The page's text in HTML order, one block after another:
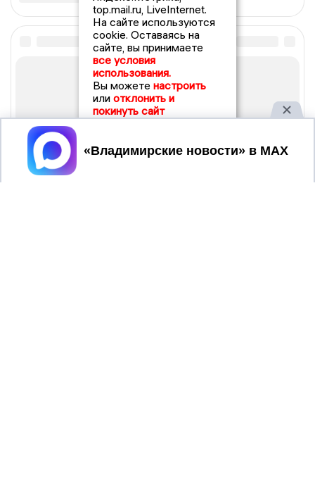
top.mail.ru, LiveInternet.
На сайте используются
cookie. Оставаясь на
сайте, вы принимаете
все условия
использования.
Вы можете настроить
или отклонить и
покинуть сайт
Принять